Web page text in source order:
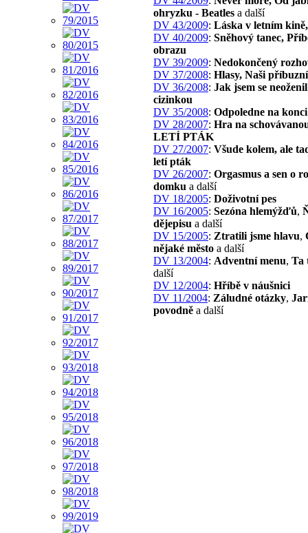
ohryzku - Beatles a další
DV 43/2009: Láska v letním
DV 40/2009: Sněhový tanec,
obrazu
DV 39/2009: Nedokončený
DV 37/2008: Hlasy, Naši příbuzní
DV 36/2008: Jak jsem se
cizinkou
DV 35/2008: Odpoledne na
DV 28/2007: Hra na
LETÍ PTÁK
DV 27/2007: Všude kolem, ale
letí pták
DV 26/2007: Orgasmus a sen o
domku a další
DV 18/2005: Doživotní pes
DV 16/2005: Sezóna hlemýžďů,
dějepisu a další
DV 15/2005: Ztratili jsme hlavu,
nějaké město a další
DV 13/2004: Adventní menu, Ta
další
DV 12/2004: Hříbě v náušnici
DV 11/2004: Záludné otázky,
povodně a další